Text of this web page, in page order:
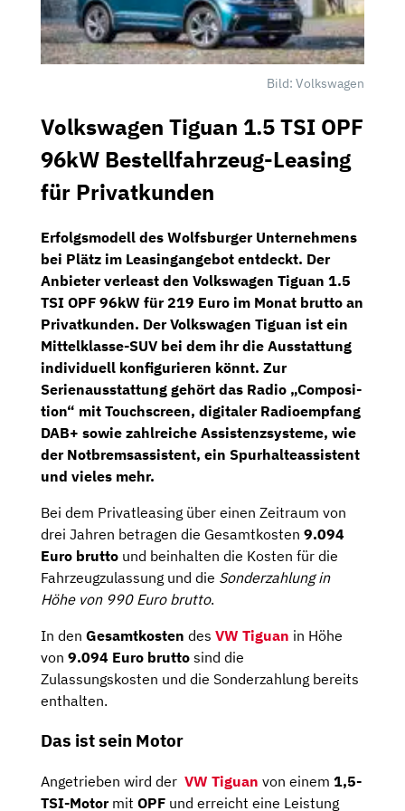
Bild: Volkswagen
Volkswagen Tiguan 1.5 TSI OPF
96kW Bestellfahrzeug-Leasing
für Privatkunden
Erfolgsmodell des Wolfsburger Unternehmens
bei Plätz im Leasingangebot entdeckt. Der
Anbieter verleast den Volkswagen Tiguan 1.5
TSI OPF 96kW für219 Euro im Monat brutto an
Privatkunden. Der Volkswagen Tiguan ist ein
Mittelklasse-SUV bei dem ihr die Ausstattung
individuell konfigurieren könnt. Zur
Serienausstattung gehört das Radio „Composi­
tion“ mit Touchscreen, digitaler Radioempfang
DAB+ sowie zahlreiche Assistenzsysteme, wie
der Notbremsassistent, ein Spurhalteassistent
und vieles mehr.
Bei dem Privatleasing über einen Zeitraum von
drei Jahren betragen die Gesamtkosten 9.094
Euro brutto und beinhalten die Kosten für die
Fahrzeugzulassung und die Sonderzahlung in
Höhe von 990 Euro brutto.
In den Gesamtkosten des VW Tiguan in Höhe
von 9.094 Euro brutto sind die
Zulassungskosten und die Sonderzahlung bereits
enthalten.
Das ist sein Motor
Angetrieben wird der VW Tiguan von einem 1,5-
TSI-Motormit OPF und erreicht eine Leistung